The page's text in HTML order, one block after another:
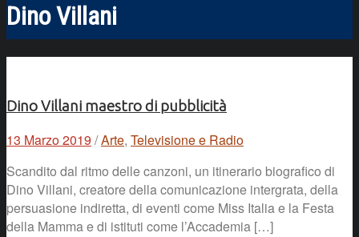
Dino Villani
Dino Villani maestro di pubblicità
13 Marzo 2019 /Arte, Televisione e Radio
Scandito dal ritmo delle canzoni, un itinerario biografico di
Dino Villani, creatore della comunicazione intergrata, della
persuasione indiretta, di eventi come Miss Italia e la Festa
della Mamma e di istituti come l’Accademia […]